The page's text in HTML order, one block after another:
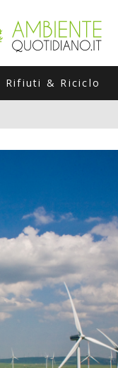
Rifiuti & Riciclo
L’ESTATE (E LA
"PLUG & PLAY" CHE